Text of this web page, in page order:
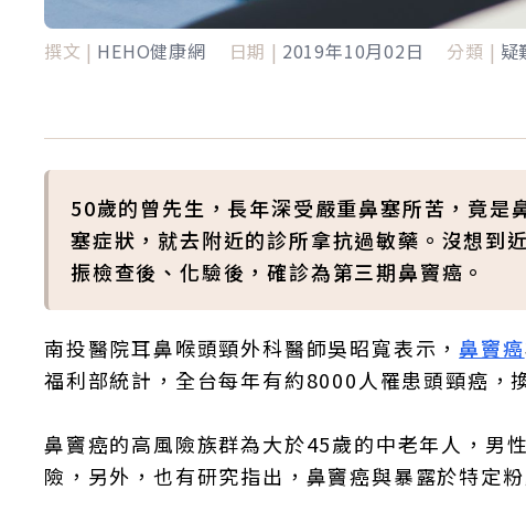
撰文 | HEHO健康網 日期 | 2019年10月02日 分類 | 疑
50歲的曾先生，長年深受嚴重鼻塞所苦，竟是
塞症狀，就去附近的診所拿抗過敏藥。沒想到
振檢查後、化驗後，確診為第三期鼻竇癌。
南投醫院耳鼻喉頭頸外科醫師吳昭寬表示，鼻竇癌
福利部統計，全台每年有約8000人罹患頭頸癌，
鼻竇癌的高風險族群為大於45歲的中老年人，男
險，另外，也有研究指出，鼻竇癌與暴露於特定